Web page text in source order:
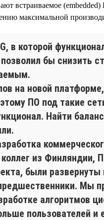
встраиваемое
максимальной
в которой
бы снизить
на новой
ПО под такие
Найти
из Финляндии,
были
Мы
алгоритмов
пользователей